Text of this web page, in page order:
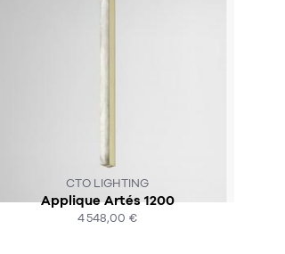
CTO LIGHTING
Applique Artés 1200
4 548,00 €